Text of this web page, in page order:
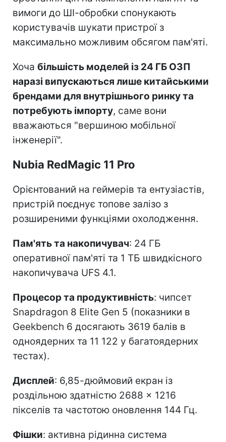
вимоги до ШІ-обробки спонукають
користувачів шукати пристрої з
максимально можливим обсягом пам'яті.
Хоча більшість моделей із 24 ГБ ОЗП
наразі випускаються лише китайськими
брендами для внутрішнього ринку та
потребують імпорту, саме вони
вважаються "вершиною мобільної
інженерії".
Nubia RedMagic 11 Pro
Орієнтований на геймерів та ентузіастів,
пристрій поєднує топове залізо з
розширеними функціями охолодження.
Пам'ять та накопичувач: 24 ГБ
оперативної пам'яті та 1 ТБ швидкісного
накопичувача UFS 4.1.
Процесор та продуктивність: чипсет
Snapdragon 8 Elite Gen 5 (показники в
Geekbench 6 досягають 3619 балів в
одноядерних та 11 122 у багатоядерних
тестах).
Дисплей: 6,85-дюймовий екран із
роздільною здатністю 2688 × 1216
пікселів та частотою оновлення 144 Гц.
Фішки: активна рідинна система